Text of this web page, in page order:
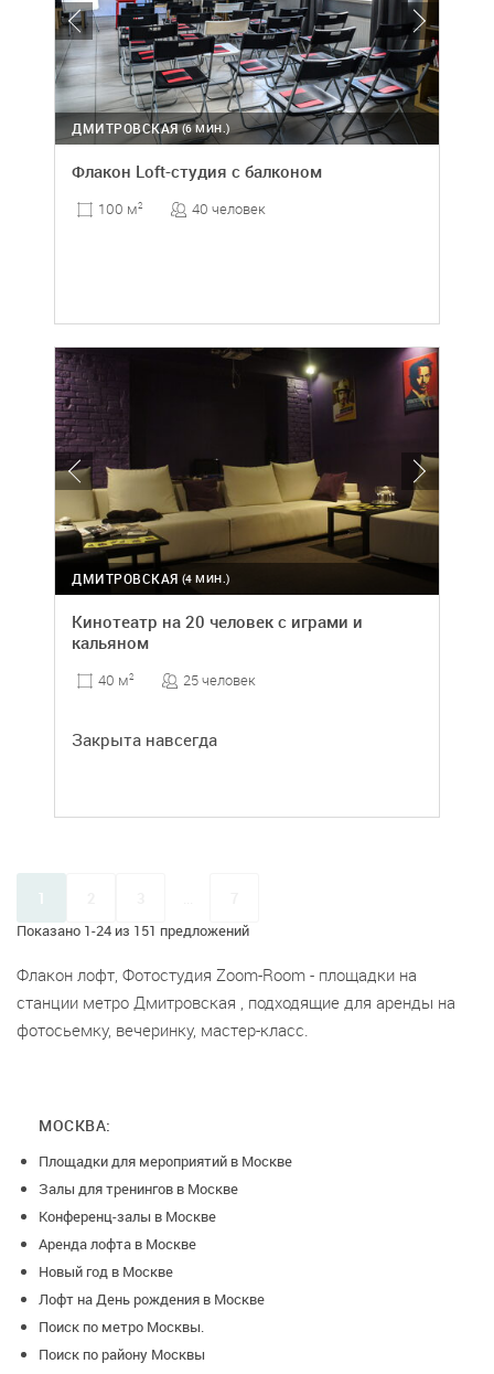
(6 МИН.)
ДМИТРОВСКАЯ
Флакон Loft-студия с балконом
100 м2 40 человек
(4 МИН.)
ДМИТРОВСКАЯ
Кинотеатр на 20 человек с играми и
кальяном
40 м2 25 человек
Закрыта навсегда
Показано 1-24 из 151 предложений
1
Флакон лофт, Фотостудия Zoom-Room - площадки на
станции метро Дмитровская , подходящие для аренды на
фотосьемку, вечеринку, мастер-класс.
МОСКВА:
Площадки для мероприятий в Москве
Залы для тренингов в Москве
Конференц-залы в Москве
Аренда лофта в Москве
Новый год в Москве
Лофт на День рождения в Москве
Поиск по метро Москвы.
Поиск по району Москвы